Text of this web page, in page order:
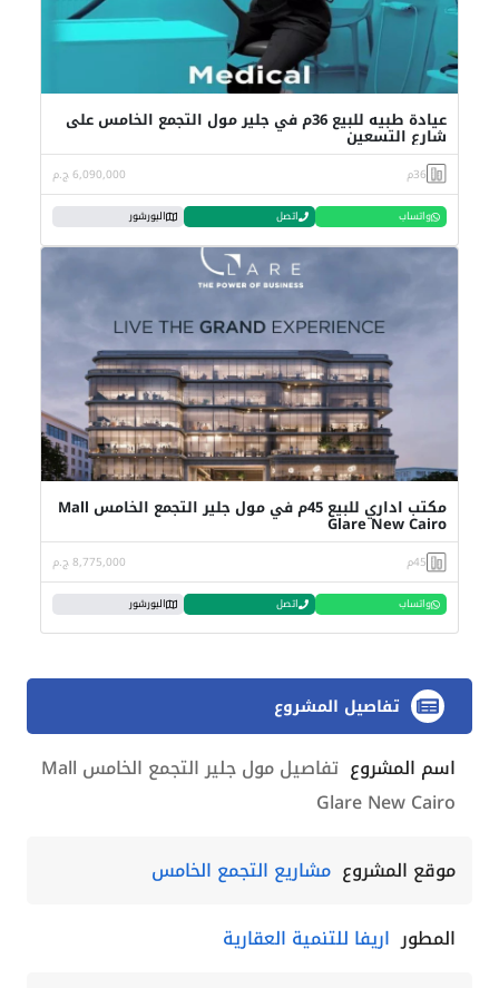
عيادة طبيه للبيع 36م في جلير مول التجمع الخامس على
شارع التسعين
36م 6,090,000 ج.م
واتساب اتصل البورشور
مكتب اداري للبيع 45م في مول جلير التجمع الخامس Mall
Glare New Cairo
45م 8,775,000 ج.م
واتساب اتصل البورشور
تفاصيل المشروع
اسم المشروع
تفاصيل مول جلير التجمع الخامس Mall
Glare New Cairo
موقع المشروع مشاريع التجمع الخامس
المطور اريفا للتنمية العقارية